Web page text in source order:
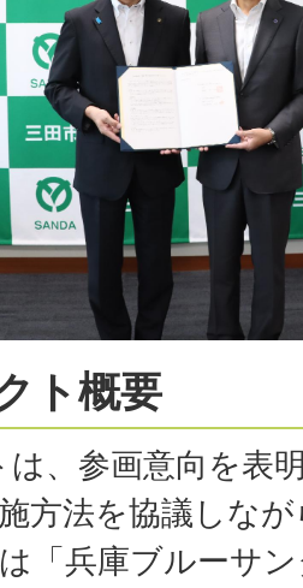
ト概要
、参画意向を表
方法を協議しな
「兵庫ブルーサ